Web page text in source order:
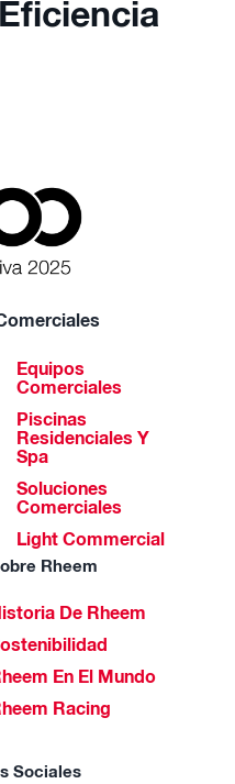
Equipos
Comerciales
Piscinas
Residenciales Y
Spa
Soluciones
Comerciales
Light Commercial
Rheem
De Rheem
En El Mundo
Racing
Sociales